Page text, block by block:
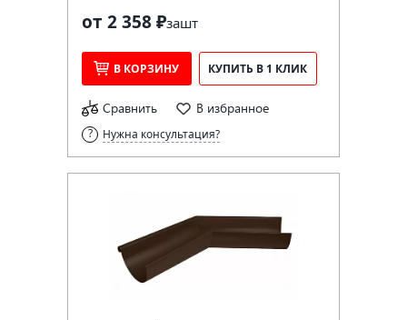
от 2 358 ₽зашт
В КОРЗИНУ КУПИТЬ В 1 КЛИК
Сравнить В избранное
Нужна консультация?